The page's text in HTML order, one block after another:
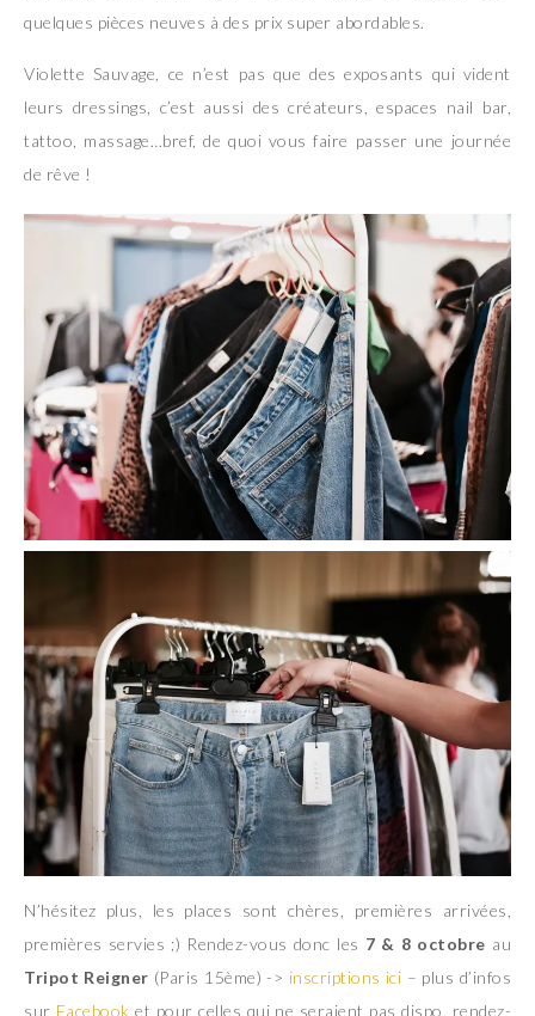
quelques pièces neuves à des prix super abordables.
Violette Sauvage, ce n’est pas que des exposants qui vident
leurs dressings, c’est aussi des créateurs, espaces nail bar,
tattoo, massage…bref, de quoi vous faire passer une journée
de rêve !
N’hésitez plus, les places sont chères, premières arrivées,
premières servies ;) Rendez-vous donc les 7 & 8 octobre au
Tripot Reigner (Paris 15ème) -> inscriptions ici – plus d’infos
sur Facebook et pour celles qui ne seraient pas dispo, rendez-